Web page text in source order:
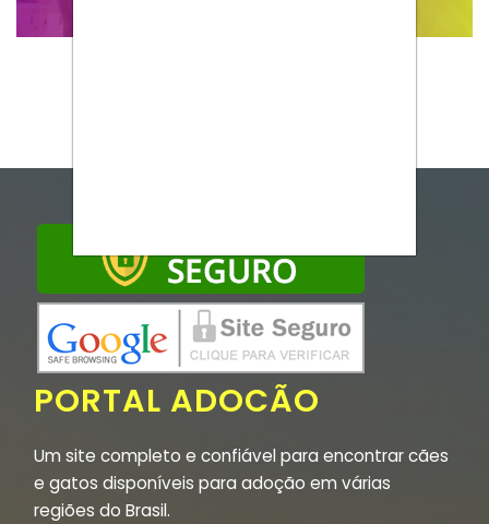
PORTAL ADOCÃO
Um site completo e confiável para encontrar cães
e gatos disponíveis para adoção em várias
regiões do Brasil.